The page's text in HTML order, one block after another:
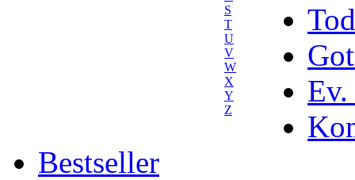
S
T
U
V
W
X
Y
Z
Ev.
Bestseller